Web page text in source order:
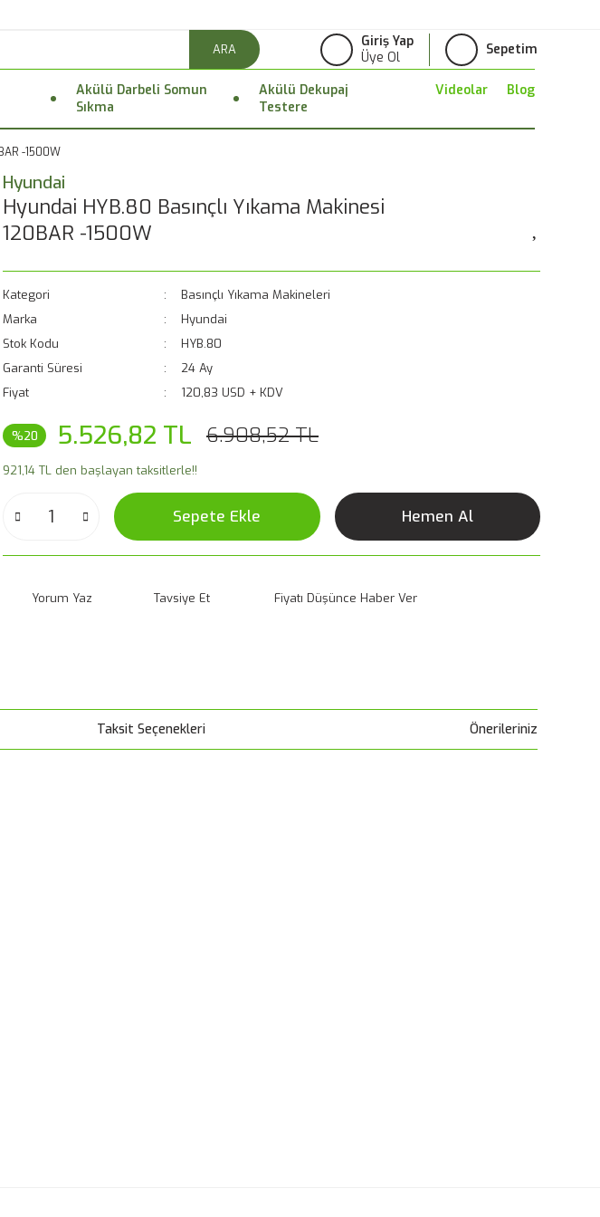
ARA
Giriş Yap
Üye Ol
Sepetim
Akülü Darbeli Somun
Sıkma
Akülü Dekupaj
Testere
Videolar Blog
-1500W
Hyundai
Hyundai HYB.80 Basınçlı Yıkama Makinesi
120BAR -1500W
Kategori
Basınçlı Yıkama Makineleri
Marka
Hyundai
Stok Kodu
HYB.80
Garanti Süresi
24 Ay
Fiyat
120,83 USD + KDV
%20 5.526,82 TL 6.908,52 TL
921,14 TL den başlayan taksitlerle!!
Sepete Ekle Hemen Al
Yorum Yaz Tavsiye Et Fiyatı Düşünce Haber Ver
Taksit Seçenekleri Önerileriniz